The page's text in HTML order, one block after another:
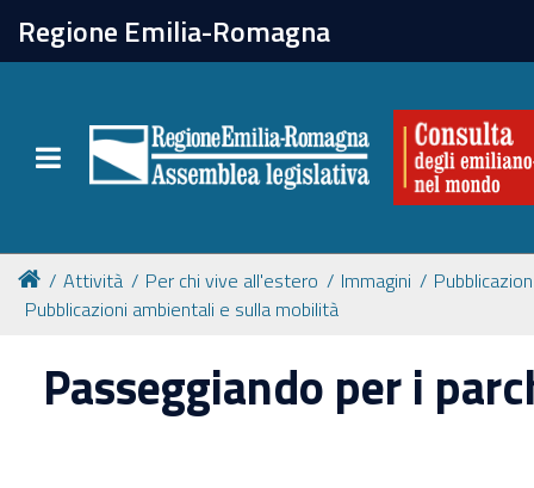
Regione Emilia-Romagna
Toggle navigation
chiudi
Attività
Per chi vive all'estero
Attività Per chi vive all'estero Immagini
Pubblicazioni ambientali e sulla mobilità
Passeggiando per i